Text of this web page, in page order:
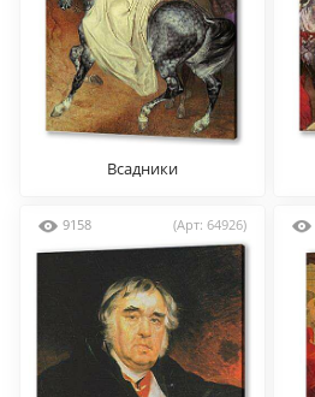
Всадники
9158 (Арт: 64926)